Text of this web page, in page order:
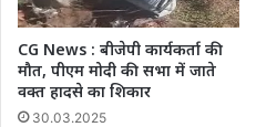
CG News : बीजेपी कार्यकर्ता की
मौत, पीएम मोदी की सभा में जाते
वक्त हादसे का शिकार
30.03.2025